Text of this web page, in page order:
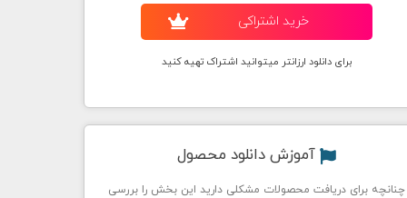
خريد اشتراکی
برای دانلود ارزانتر میتوانید اشتراک تهیه کنید
آموزش دانلود محصول
چنانچه برای دریافت محصولات مشکلی دارید این بخش را بررسی